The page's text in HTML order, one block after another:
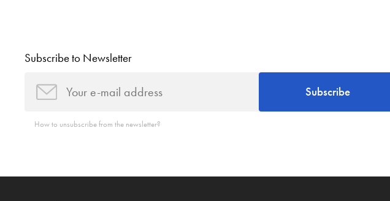
Subscribe to Newsletter
Subscribe
How to unsubscribe from the newsletter?